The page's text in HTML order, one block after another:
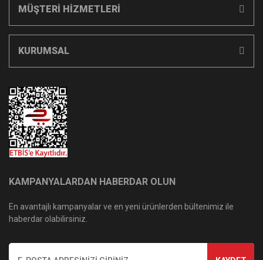
MÜŞTERİ HİZMETLERİ
KURUMSAL
KAMPANYALARDAN HABERDAR OLUN
En avantajlı kampanyalar ve en yeni ürünlerden bültenimiz ile
haberdar olabilirsiniz.